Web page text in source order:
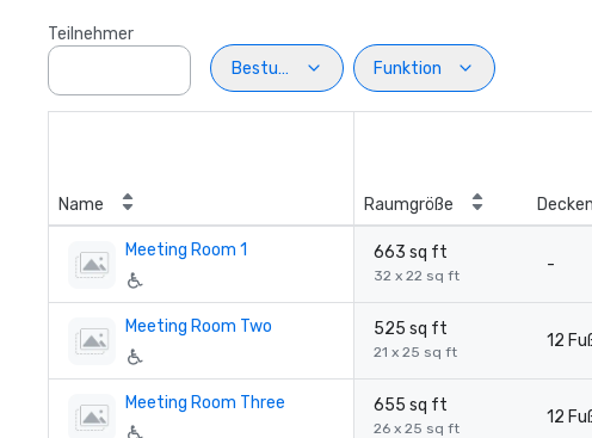
Teilnehmer
Bestuhlung
Funktion
Name Raumgröße
Meeting Room 1 663 sq ft
32 x 22 sq ft
-
Meeting Room Two 525 sq ft
21 x 25 sq ft
12
Meeting Room Three 655 sq ft
26 x 25 sq ft
12